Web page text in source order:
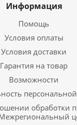
Информация
Помощь
Условия оплаты
Условия доставки
Гарантия на товар
Возможности
обработки